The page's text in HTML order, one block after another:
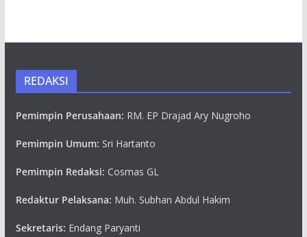
REDAKSI
Pemimpin Perusahaan: RM. EP Drajad Ary Nugroho
Pemimpin Umum: Sri Hartanto
Pemimpin Redaksi: Cosmas GL
Redaktur Pelaksana: Muh. Subhan Abdul Hakim
Sekretaris: Endang Paryanti